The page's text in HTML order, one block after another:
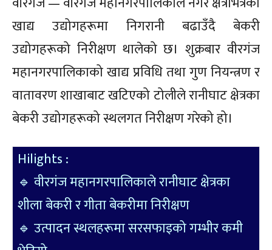
खाद्य उद्योगहरूमा निगरानी बढाउँदै बेकरी
उद्योगहरूको निरीक्षण थालेको छ। शुक्रबार वीरगंज
महानगरपालिकाको खाद्य प्रविधि तथा गुण नियन्त्रण र
वातावरण शाखाबाट खटिएको टोलीले रानीघाट क्षेत्रका
बेकरी उद्योगहरूको स्थलगत निरीक्षण गरेको हो।
Hilights :
🔹 वीरगंज महानगरपालिकाले रानीघाट क्षेत्रका
शीला बेकरी र गीता बेकरीमा निरीक्षण
🔹 उत्पादन स्थलहरूमा सरसफाइको गम्भीर कमी